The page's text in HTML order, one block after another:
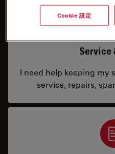
Service
I need help keeping my
service, repairs,
Cookie 設定